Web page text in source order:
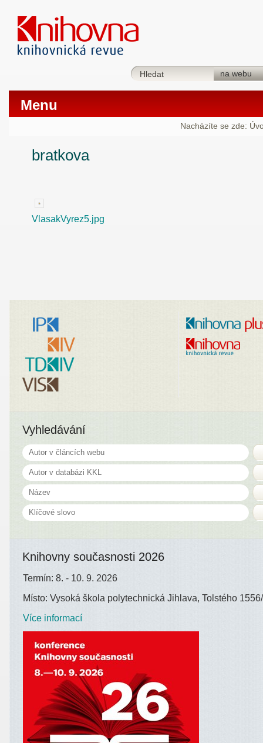
Menu
Nacházíte se zde:
bratkova
VlasakVyrez5.jpg
Vyhledávání
Knihovny současnosti 2026
Termín: 8. - 10. 9. 2026
Místo: Vysoká škola polytechnická Jihlava, Tolstého
Více informací